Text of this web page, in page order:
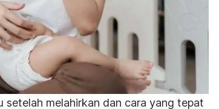
setelah melahirkan dan cara yang tepat